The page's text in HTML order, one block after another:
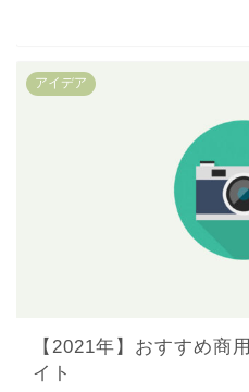
アイデア
【2021年】おすすめ商
イト